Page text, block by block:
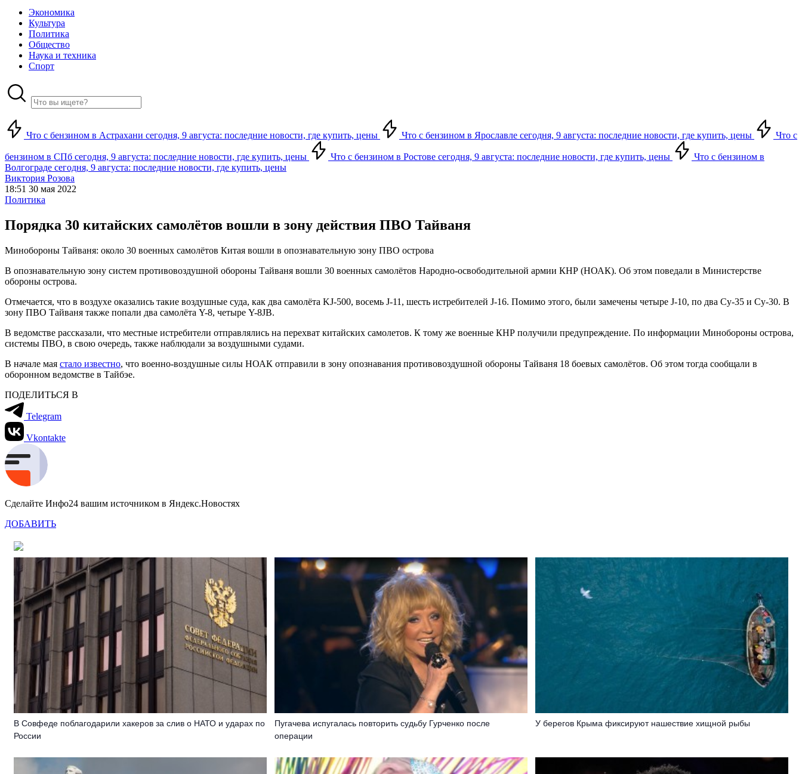
Экономика
Культура
Политика
Общество
Наука и техника
Спорт
Что с бензином в Астрахани сегодня, 9 августа: последние новости, где купить, цены Что с бензином в Ярославле сегодня, 9 августа: последние новости, где купить, цены Что с
бензином в СПб сегодня, 9 августа: последние новости, где купить, цены Что с бензином в Ростове сегодня, 9 августа: последние новости, где купить, цены
Что с бензином в
Волгограде сегодня, 9 августа: последние новости, где купить, цены
Виктория Розова
18:51 30 мая 2022
Политика
Порядка 30 китайских самолётов вошли в зону действия ПВО Тайваня
Минобороны Тайваня: около 30 военных самолётов Китая вошли в опознавательную зону ПВО острова
В опознавательную зону систем противовоздушной обороны Тайваня вошли 30 военных самолётов Народно-освободительной армии КНР (НОАК). Об этом поведали в Министерстве
обороны острова.
Отмечается, что в воздухе оказались такие воздушные суда, как два самолёта KJ-500, восемь J-11, шесть истребителей J-16. Помимо этого, были замечены четыре J-10, по два Су-35 и Су-30. В
зону ПВО Тайваня также попали два самолёта Y-8, четыре Y-8JB.
В ведомстве рассказали, что местные истребители отправлялись на перехват китайских самолетов. К тому же военные КНР получили предупреждение. По информации Минобороны острова,
системы ПВО, в свою очередь, также наблюдали за воздушными судами.
В начале мая стало известно, что военно-воздушные силы НОАК отправили в зону опознавания противовоздушной обороны Тайваня 18 боевых самолётов. Об этом тогда сообщали в
оборонном ведомстве в Тайбэе.
ПОДЕЛИТЬСЯ В
Telegram
Vkontakte
Сделайте Инфо24 вашим источником в Яндекс.Новостях
ДОБАВИТЬ
В Совфеде поблагодарили хакеров за слив о НАТО и ударах по
России
Пугачева испугалась повторить судьбу Гурченко после
операции
У берегов Крыма фиксируют нашествие хищной рыбы